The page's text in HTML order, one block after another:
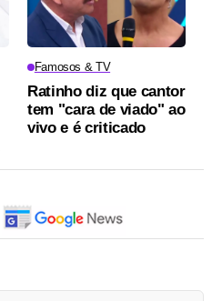
Famosos & TV
Ratinho diz que cantor
tem "cara de viado" ao
vivo e é criticado